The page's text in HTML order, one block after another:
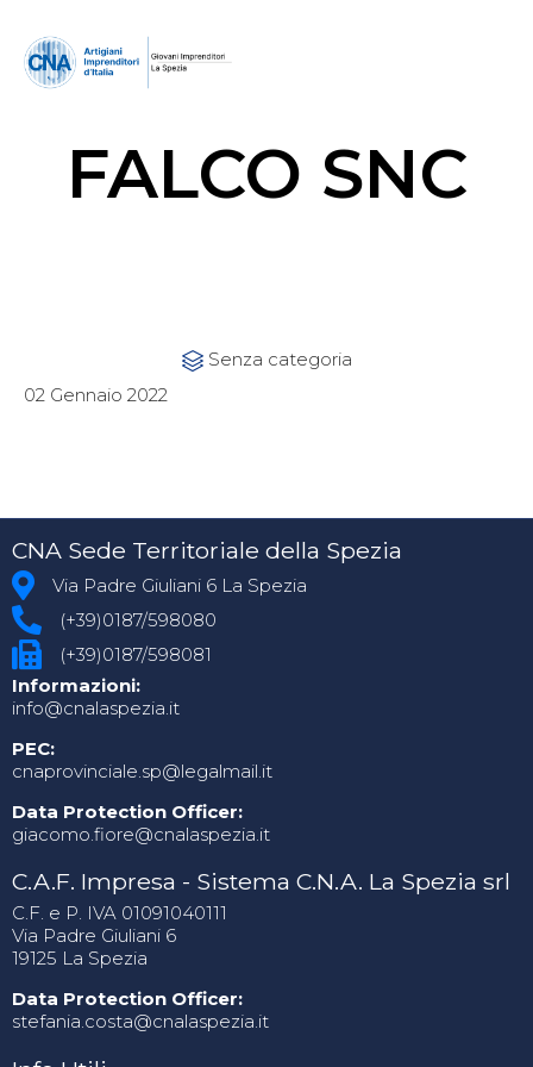
FALCO SNC
 Category
Senza categoria
02 Gennaio 2022
CNA Sede Territoriale della Spezia
Via Padre Giuliani 6 La Spezia
(+39)0187/598080
(+39)0187/598081
Informazioni:
info@cnalaspezia.it
PEC:
cnaprovinciale.sp@legalmail.it
Data Protection Officer:
giacomo.fiore@cnalaspezia.it
C.A.F. Impresa - Sistema C.N.A. La Spezia srl
C.F. e P. IVA 01091040111
Via Padre Giuliani 6
19125 La Spezia
Data Protection Officer:
stefania.costa@cnalaspezia.it